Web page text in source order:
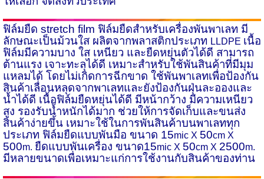
ฟิล์มยืด stretch film ฟิล์มยืดสำหรับเครื่องพันพาเลท มี
ลักษณะเป็นม้วนใส ผลิตจากพลาสติกประเภท LLDPE เนื้อ
ฟิล์มมีความบาง ใส เหนียว และยืดหยุ่นตัวได้ดี สามารถ
ต้านแรง เจาะทะลุได้ดี เหมาะสำหรับใช้พันสินค้าที่มีมุม
แหลมได้ โดยไม่เกิดการฉีกขาด ใช้พันพาเลทเพื่อป้องกัน
สินค้าเลื่อนหลุดจากพาเลทและยังป้องกันฝุ่นละอองและ
น้ำได้ดี เนื้อฟิล์มยืดหยุ่นได้ดี มีหน้ากว้าง มีความเหนียว
สูง รองรับน้ำหนักได้มาก ช่วยให้การจัดเก็บและขนส่ง
สินค้าง่ายขึ้น เหมาะใช้ในการพันสินค้าบนพาเลททุก
ประเภท ฟิล์มยืดแบบพันมือ ขนาด 15mic X 50cm X
500m. ยืดแบบพันเครื่อง ขนาด15mic X 50cm X 2500m.
มีหลายขนาดเพื่อเหมาะแก่การใช้งานกับสินค้าของท่าน